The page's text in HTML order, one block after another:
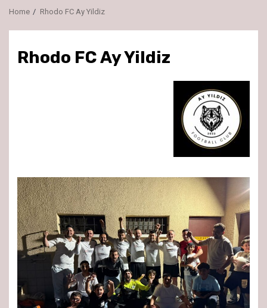
Home Rhodo FC Ay Yildiz
Rhodo FC Ay Yildiz